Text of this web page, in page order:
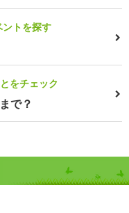
ントを探す
をチェック
で？